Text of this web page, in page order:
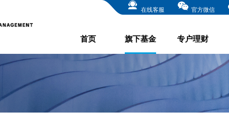
在线客服 官方微信
首页 旗下基金 专户理财